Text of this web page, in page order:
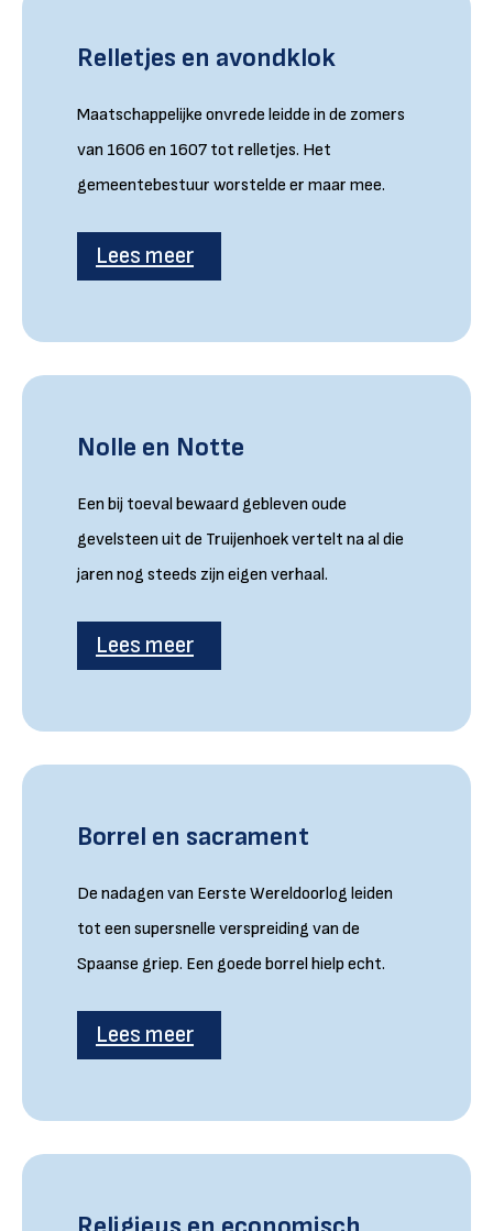
Relletjes en avondklok
Maatschappelijke onvrede leidde in de zomers
van 1606 en 1607 tot relletjes. Het
gemeentebestuur worstelde er maar mee.
Lees meer
Nolle en Notte
Een bij toeval bewaard gebleven oude
gevelsteen uit de Truijenhoek vertelt na al die
jaren nog steeds zijn eigen verhaal.
Lees meer
Borrel en sacrament
De nadagen van Eerste Wereldoorlog leiden
tot een supersnelle verspreiding van de
Spaanse griep. Een goede borrel hielp echt.
Lees meer